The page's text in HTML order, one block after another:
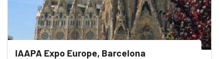
IAAPA Expo Europe, Barcelona